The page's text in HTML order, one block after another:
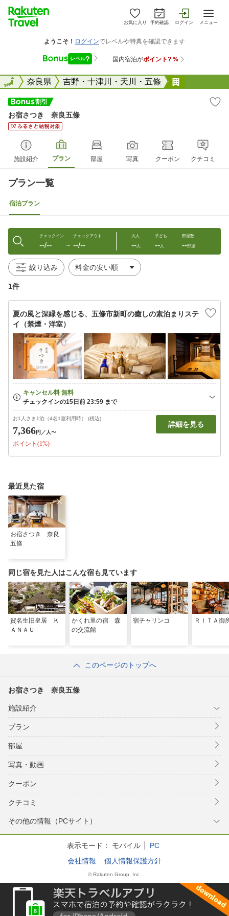
お気に入り 予約確認 ログイン メニュー
全国奈良県 吉野・十津川・天川・五條
全国
お宿さつき 奈良五條
施設紹介 プラン 部屋 写真 クーポン クチコミ
プラン一覧
宿泊プラン
チェックイン
--/-- 〜
チェックアウト
--/--
大人
--人
子ども
--人
部屋数
--部屋
絞り込み
1件
夏の風と深緑を感じる、五條市新町の癒しの素泊まりステ
イ（禁煙・洋室）
お1人さま1泊（4名1室利用時） (税込)
7,366円 ／人〜
ポイント(1%)
詳細を見る
最近見た宿
お宿さつき 奈良
五條
同じ宿を見た人はこんな宿も見ています
賀名生旧皇居 Ｋ
ＡＮＡＵ
かくれ里の宿 森
の交流館
宿チャリンコ ＲＩＴＡ御
このページのトップへ
お宿さつき 奈良五條
施設紹介
プラン
部屋
写真・動画
クーポン
クチコミ
その他の情報（PCサイト）
表示モード： モバイル
PC
会社情報
個人情報保護方針
© Rakuten Group, Inc.